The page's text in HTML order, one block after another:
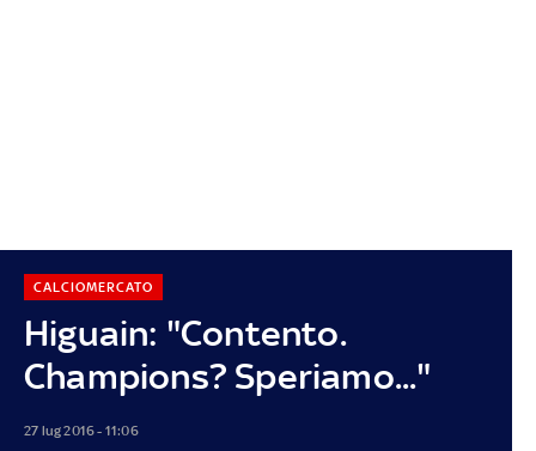
Higuain: "Contento.
Champions? Speriamo..."
CALCIOMERCATO
27 lug 2016 - 11:06